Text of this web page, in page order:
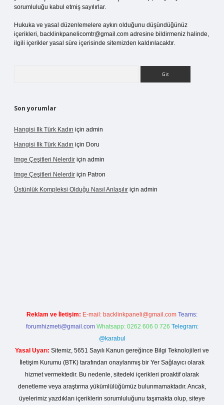
sorumluluğu kabul etmiş sayılırlar.
Hukuka ve yasal düzenlemelere aykırı olduğunu düşündüğünüz
içerikleri, backlinkpanelicomtr@gmail.com adresine bildirmeniz halinde,
ilgili içerikler yasal süre içerisinde sitemizden kaldırılacaktır.
Son yorumlar
Hangisi Ilk Türk Kadın için admin
Hangisi Ilk Türk Kadın için Doru
Imge Çeşitleri Nelerdir için admin
Imge Çeşitleri Nelerdir için Patron
Üstünlük Kompleksi Olduğu Nasıl Anlaşılır için admin
Reklam ve İletişim: E-mail: backlinkpaneli@gmail.com Teams:
forumhizmeti@gmail.com Whatsapp: 0262 606 0 726 Telegram:
@karabul
Yasal Uyarı: Sitemiz, 5651 Sayılı Kanun gereğince Bilgi Teknolojileri ve
İletişim Kurumu (BTK) tarafından onaylanmış bir Yer Sağlayıcı olarak
hizmet vermektedir. Bu nedenle, sitedeki içerikleri proaktif olarak
denetleme veya araştırma yükümlülüğümüz bulunmamaktadır. Ancak,
üyelerimiz yazdıkları içeriklerin sorumluluğunu taşımakta olup, siteye